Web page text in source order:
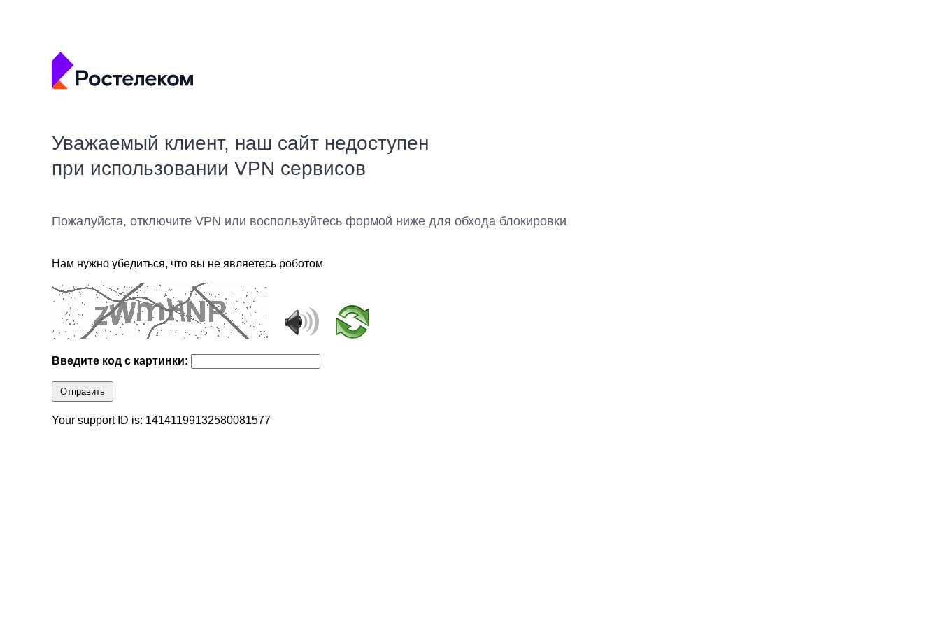
Уважаемый клиент, наш сайт недоступен
при использовании VPN сервисов
Пожалуйста, отключите VPN или воспользуйтесь формой ниже для обхода блокировки
Нам нужно убедиться, что вы не являетесь роботом
Введите код с картинки:
Отправить
Your support ID is: 14141199132580081577